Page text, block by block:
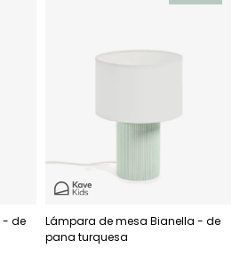
- de
Lámpara de mesa Bianella - de
pana turquesa